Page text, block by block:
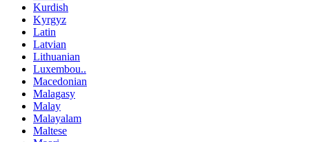
Kurdish
Kyrgyz
Latin
Latvian
Lithuanian
Luxembou..
Macedonian
Malagasy
Malay
Malayalam
Maltese